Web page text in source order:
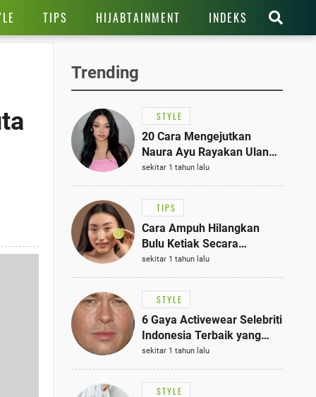
TIPS HIJABTAINMENT INDEKS
Trending
STYLE
20 Cara Mengejutkan
Naura Ayu Rayakan Ulang
Tahun di Panti Asuhan,
Terlihat Anggun dengan
Kaftan Cokelat
sekitar 1 tahun lalu
TIPS
Cara Ampuh Hilangkan
Bulu Ketiak Secara
Permanen dalam 5
Langkah Sederhana
sekitar 1 tahun lalu
STYLE
6 Gaya Activewear Selebriti
Indonesia Terbaik yang
Bisa Jadi Inspirasi
Fashionmu
sekitar 1 tahun lalu
STYLE